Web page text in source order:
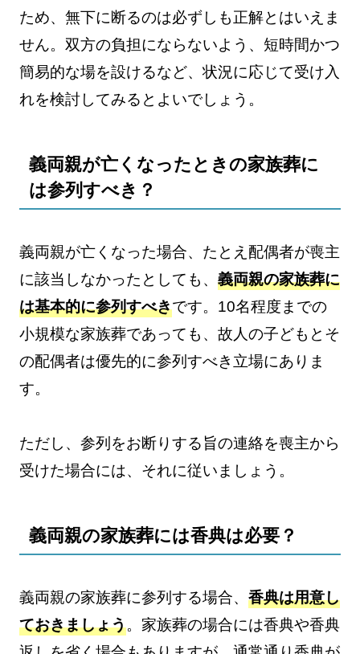
ため、無下に断るのは必ずしも正解とはいえま
せん。双方の負担にならないよう、短時間かつ
簡易的な場を設けるなど、状況に応じて受け入
れを検討してみるとよいでしょう。
義両親が亡くなったときの家族葬に
は参列すべき？
義両親が亡くなった場合、たとえ配偶者が喪主
に該当しなかったとしても、 義両親の家族葬に
は基本的に参列すべきです。10名程度までの
小規模な家族葬であっても、故人の子どもとそ
の配偶者は優先的に参列すべき立場にありま
す。
ただし、参列をお断りする旨の連絡を喪主から
受けた場合には、それに従いましょう。
義両親の家族葬には香典は必要？
義両親の家族葬に参列する場合、 香典は用意し
ておきましょう。家族葬の場合には香典や香典